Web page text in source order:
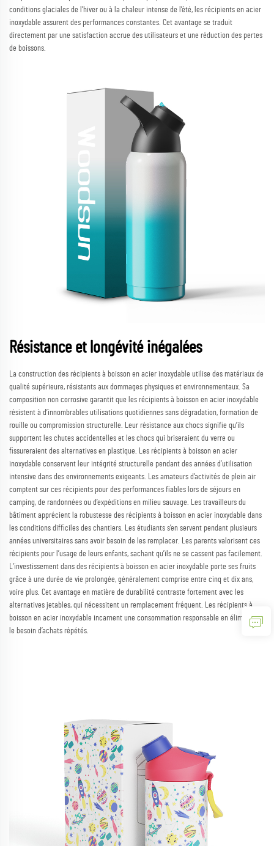
conditions glaciales de l’hiver ou à la chaleur intense de l’été, les récipients en acier
inoxydable assurent des performances constantes. Cet avantage se traduit
directement par une satisfaction accrue des utilisateurs et une réduction des pertes
de boissons.
Résistance et longévité inégalées
La construction des récipients à boisson en acier inoxydable utilise des matériaux de
qualité supérieure, résistants aux dommages physiques et environnementaux. Sa
composition non corrosive garantit que les récipients à boisson en acier inoxydable
résistent à d’innombrables utilisations quotidiennes sans dégradation, formation de
rouille ou compromission structurelle. Leur résistance aux chocs signifie qu’ils
supportent les chutes accidentelles et les chocs qui briseraient du verre ou
fissureraient des alternatives en plastique. Les récipients à boisson en acier
inoxydable conservent leur intégrité structurelle pendant des années d’utilisation
intensive dans des environnements exigeants. Les amateurs d’activités de plein air
comptent sur ces récipients pour des performances fiables lors de séjours en
camping, de randonnées ou d’expéditions en milieu sauvage. Les travailleurs du
bâtiment apprécient la robustesse des récipients à boisson en acier inoxydable dans
les conditions difficiles des chantiers. Les étudiants s’en servent pendant plusieurs
années universitaires sans avoir besoin de les remplacer. Les parents valorisent ces
récipients pour l’usage de leurs enfants, sachant qu’ils ne se cassent pas facilement.
L’investissement dans des récipients à boisson en acier inoxydable porte ses fruits
grâce à une durée de vie prolongée, généralement comprise entre cinq et dix ans,
voire plus. Cet avantage en matière de durabilité contraste fortement avec les
alternatives jetables, qui nécessitent un remplacement fréquent. Les récipients à
boisson en acier inoxydable incarnent une consommation responsable en éliminant
le besoin d’achats répétés.